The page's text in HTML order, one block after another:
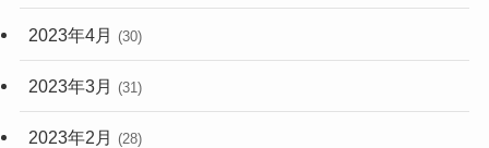
2023年4月 (30)
2023年3月 (31)
2023年2月 (28)